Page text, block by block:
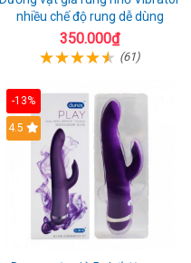
nhiều chế độ rung dễ dùng
350.000₫
(61)
-13%
Hot
4.5